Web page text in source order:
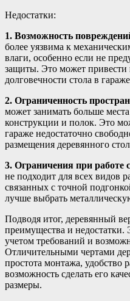
Недостатки:
1. Возможность
более уязвима к
влаги, особенно если не
защиты. Это может привести
долговечности стола в
2. Ограниченность
может занимать больше
конструкции и полок. Это
гараже недостаточно
размещения деревянного
3. Ограничения при работе
не подходит для всех видов
связанных с точной
лучше выбрать
Подводя итог, деревянный
преимущества и недостатки.
учетом требований и
Отличительными чертами
простота монтажа, удобство
возможность сделать его
размеры.